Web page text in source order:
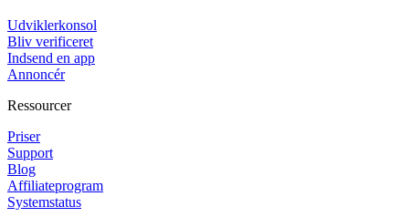
Udviklerkonsol
Bliv verificeret
Indsend en app
Annoncér
Ressourcer
Priser
Support
Blog
Affiliateprogram
Systemstatus